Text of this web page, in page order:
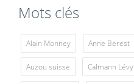
Mots clés
Alain Monney Anne Berest
Auzou suisse Calmann Lévy